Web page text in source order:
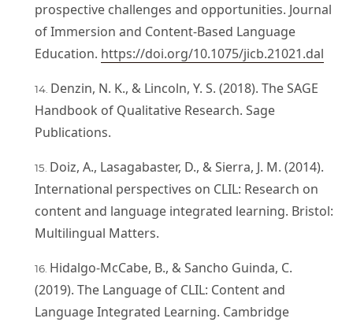
prospective challenges and opportunities. Journal
of Immersion and Content-Based Language
Education. https://doi.org/10.1075/jicb.21021.dal
Denzin, N. K., & Lincoln, Y. S. (2018). The SAGE
Handbook of Qualitative Research. Sage
Publications.
Doiz, A., Lasagabaster, D., & Sierra, J. M. (2014).
International perspectives on CLIL: Research on
content and language integrated learning. Bristol:
Multilingual Matters.
Hidalgo-McCabe, B., & Sancho Guinda, C.
(2019). The Language of CLIL: Content and
Language Integrated Learning. Cambridge